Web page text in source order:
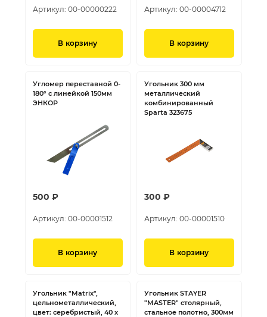
Артикул: 00-00000222
В корзину
Артикул: 00-00004712
В корзину
Угломер переставной 0-
180° с линейкой 150мм
ЭНКОР
500 ₽
Артикул: 00-00001512
В корзину
Угольник 300 мм
металлический
комбинированный
Sparta 323675
300 ₽
Артикул: 00-00001510
В корзину
Угольник "Matrix",
цельнометаллический,
цвет: серебристый, 40 х
Угольник STAYER
"MASTER" столярный,
стальное полотно, 300мм